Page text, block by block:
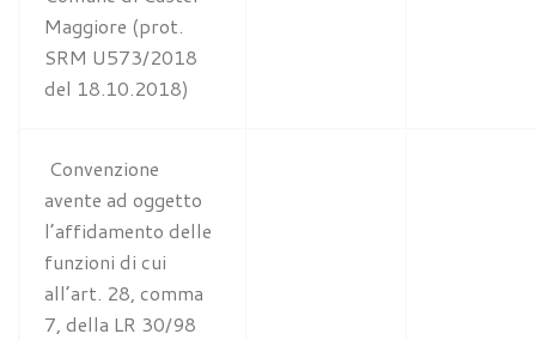
Maggiore (prot.
SRM U573/2018
del 18.10.2018)
Convenzione
avente ad oggetto
l’affidamento delle
funzioni di cui
all’art. 28, comma
7, della LR 30/98